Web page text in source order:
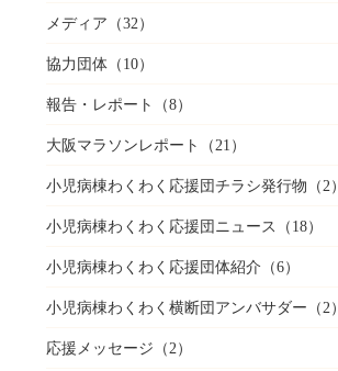
メディア （32）
協力団体（10）
報告・レポート （8）
大阪マラソンレポート （21）
小児病棟わくわく応援団チラシ発行物 （2）
小児病棟わくわく応援団ニュース （18）
小児病棟わくわく応援団体紹介 （6）
小児病棟わくわく横断団アンバサダー （2）
応援メッセージ （2）